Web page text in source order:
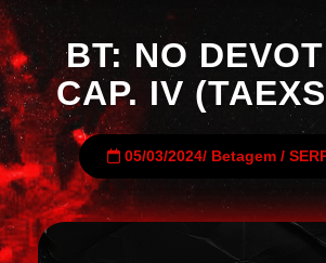
BT: NO
CAP. IV
05/03/2024/ Betagem/